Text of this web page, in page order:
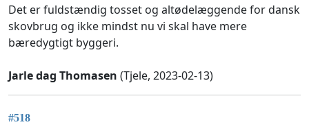
Det er fuldstændig tosset og altødelæggende for dansk
skovbrug og ikke mindst nu vi skal have mere
bæredygtigt byggeri.
Jarle dag Thomasen (Tjele, 2023-02-13)
#518